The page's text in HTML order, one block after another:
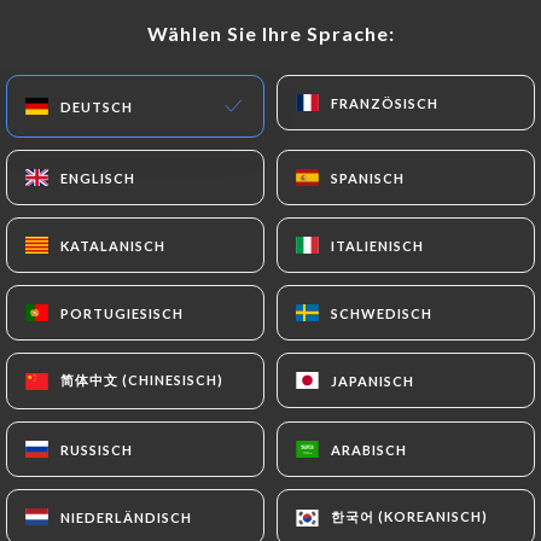
Wählen Sie Ihre Sprache:
DEUTSCH FRANZÖSISCH
ENGLISCH SPANISCH
KATALANISCH ITALIENISCH
PORTUGIESISCH SCHWEDISCH
简体中文 (CHINESISCH) JAPANISCH
RUSSISCH ARABISCH
NIEDERLÄNDISCH 한국어 (KOREANISCH)
START /KONTAKT
Kontakt
La Terrasse Sainte
Wählen Sie Ihre Sprache:
DEUTSCH FRANZÖSISCH
ENGLISCH SPANISCH
KATALANISCH ITALIENISCH
PORTUGIESISCH SCHWEDISCH
简体中文 (CHINESISCH) JAPANISCH
RUSSISCH ARABISCH
NIEDERLÄNDISCH 한국어 (KOREANISCH)